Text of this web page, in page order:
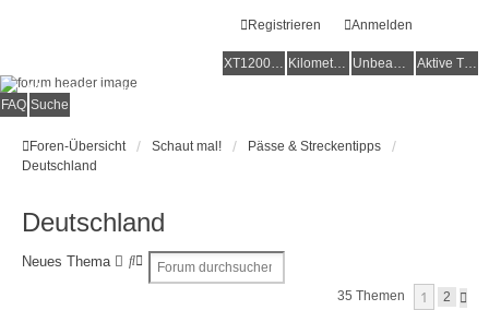
Anmelden
Registrieren
XT1200Z-Wiki Kilometerstatistik Unbeantwortete Themen Aktive Themen
Alles rund um die Yamaha XT1200Z Super Ténéré
FAQ Suche
Foren-Übersicht Schaut mal!
Pässe & Streckentipps
Deutschland
Deutschland
Neues Thema
S
35 Themen 1 2